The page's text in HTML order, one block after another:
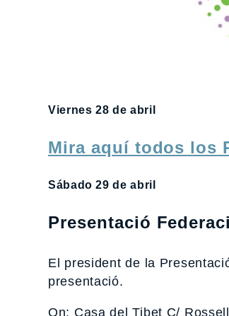
Viernes 28 de abril
Mira aquí todos los
Sábado 29 de abril
Presentació
El president de la
presentació.
On: Casa del Tibet C/